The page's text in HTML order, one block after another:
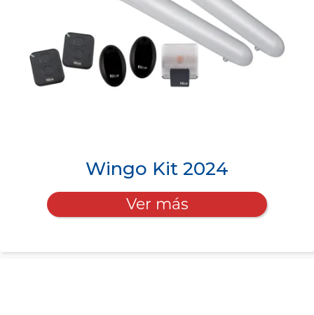
Wingo Kit 2024
Ver más